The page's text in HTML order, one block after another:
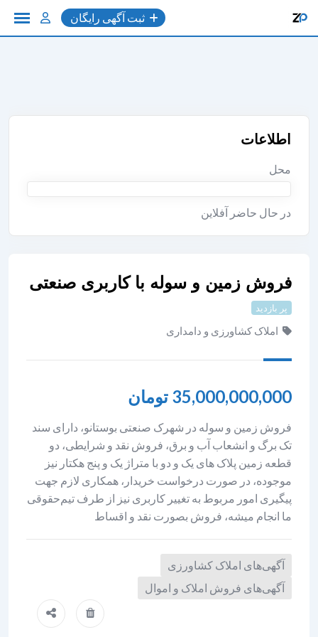
محتوا
ثبت آگهی رایگان
فروش زمین و سوله با کاربری صنعتی
پر بازدید
املاک کشاورزی و دامداری
35,000,000,000 تومان
فروش زمین و سوله در شهرک صنعتی بوستانو، دارای سند
تک برگ و انشعاب آب و برق، فروش نقد و شرایطی، دو
قطعه زمین پلاک های یک و دو با متراژ یک و پنج هکتار نیز
موجوده، در صورت درخواست خریدار، همکاری لازم جهت
پیگیری امور مربوط به تغییر کاربری نیز از طرف تیم‌حقوقی
ما انجام میشه، فروش بصورت نقد و اقساط
آگهی‌های املاک کشاورزی
آگهی‌های فروش املاک و اموال
اطلاعات
محل
در حال حاضر آفلاین